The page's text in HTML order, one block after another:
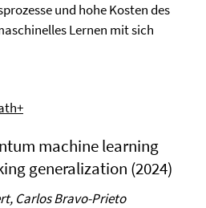
und hohe Kosten des
Lernen mit sich
machine learning
generalization (2024)
Carlos Bravo-Prieto